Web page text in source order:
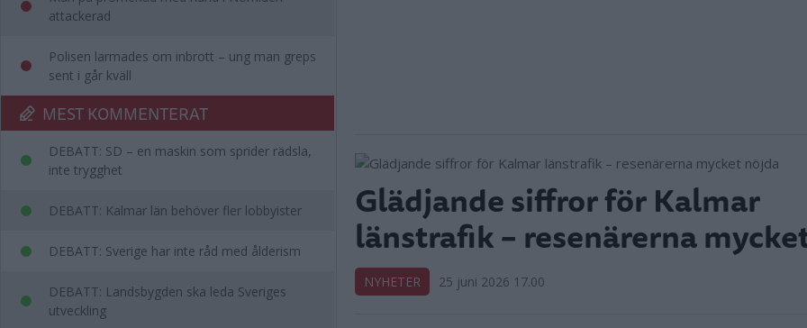
attackerad
Polisen larmades om inbrott – ung man greps
sent i går kväll
MEST KOMMENTERAT
DEBATT: SD – en maskin som sprider rädsla,
inte trygghet
DEBATT: Kalmar län behöver fler lobbyister
DEBATT: Sverige har inte råd med ålderism
DEBATT: Landsbygden ska leda Sveriges
utveckling
Glädjande siffror för Kalmar
länstrafik – resenärerna
NYHETER 25 juni 2026 17.00